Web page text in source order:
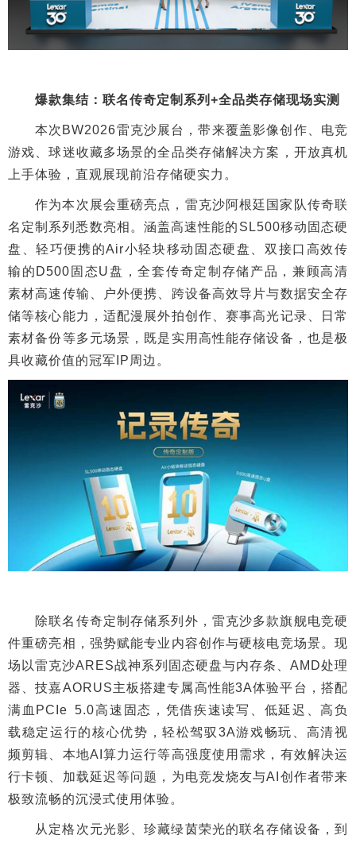
爆款集结：联名传奇定制系列+全品类存储现场实测
本次BW2026雷克沙展台，带来覆盖影像创作、电竞
游戏、球迷收藏多场景的全品类存储解决方案，开放真机
上手体验，直观展现前沿存储硬实力。
作为本次展会重磅亮点，雷克沙阿根廷国家队传奇联
名定制系列悉数亮相。涵盖高速性能的SL500移动固态硬
盘、轻巧便携的Air小轻块移动固态硬盘、双接口高效传
输的D500固态U盘，全套传奇定制存储产品，兼顾高清
素材高速传输、户外便携、跨设备高效导片与数据安全存
储等核心能力，适配漫展外拍创作、赛事高光记录、日常
素材备份等多元场景，既是实用高性能存储设备，也是极
具收藏价值的冠军IP周边。
除联名传奇定制存储系列外，雷克沙多款旗舰电竞硬
件重磅亮相，强势赋能专业内容创作与硬核电竞场景。现
场以雷克沙ARES战神系列固态硬盘与内存条、AMD处理
器、技嘉AORUS主板搭建专属高性能3A体验平台，搭配
满血PCIe 5.0高速固态，凭借疾速读写、低延迟、高负
载稳定运行的核心优势，轻松驾驭3A游戏畅玩、高清视
频剪辑、本地AI算力运行等高强度使用需求，有效解决运
行卡顿、加载延迟等问题，为电竞发烧友与AI创作者带来
极致流畅的沉浸式使用体验。
从定格次元光影、珍藏绿茵荣光的联名存储设备，到